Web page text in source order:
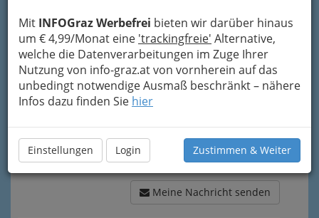
Mit INFOGraz Werbefrei bieten wir darüber hinaus
um € 4,99/Monat eine 'trackingfreie' Alternative,
welche die Datenverarbeitungen im Zuge Ihrer
Nutzung von info-graz.at von vornherein auf das
unbedingt notwendige Ausmaß beschränkt – nähere
Infos dazu finden Sie hier
Einstellungen Login Zustimmen & Weiter
Meine Nachricht
Meine Nachricht senden